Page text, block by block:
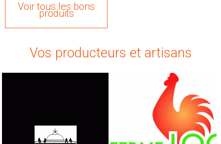
Voir tous les bons
produits
Vos producteurs et artisans